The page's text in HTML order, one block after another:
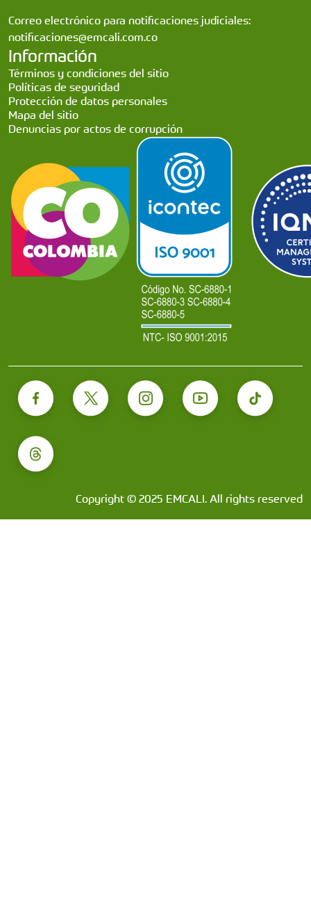
Correo electrónico para notificaciones judiciales:
notificaciones@emcali.com.co
Información
Términos y condiciones del sitio
Políticas de seguridad
Protección de datos personales
Mapa del sitio
Denuncias por actos de corrupción
Copyright © 2025 EMCALI. All rights reserved